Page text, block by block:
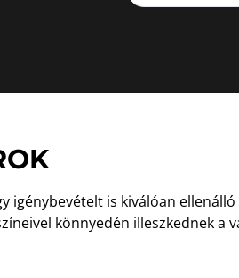
is kiválóan
könnyedén illeszkednek a